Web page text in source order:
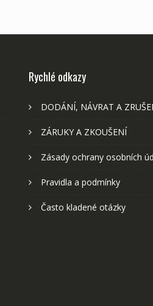
Rychlé odkazy
DODÁNÍ, NÁVRAT A
ZÁRUKY A ZKOUŠENÍ
Zásady ochrany osobních
Pravidla a podmínky
Často kladené otázky